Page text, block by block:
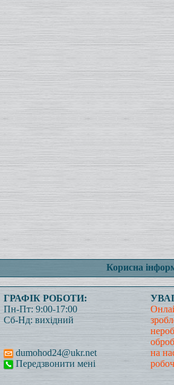
Корисна
ГРАФІК РОБОТИ:
Пн-Пт: 9:00-17:00
Сб-Нд: вихідний
dumohod24@ukr.net
Передзвонити мені
на